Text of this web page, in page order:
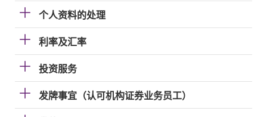
个人资料的处理
利率及汇率
投资服务
发牌事宜（认可机构证券业务员工）